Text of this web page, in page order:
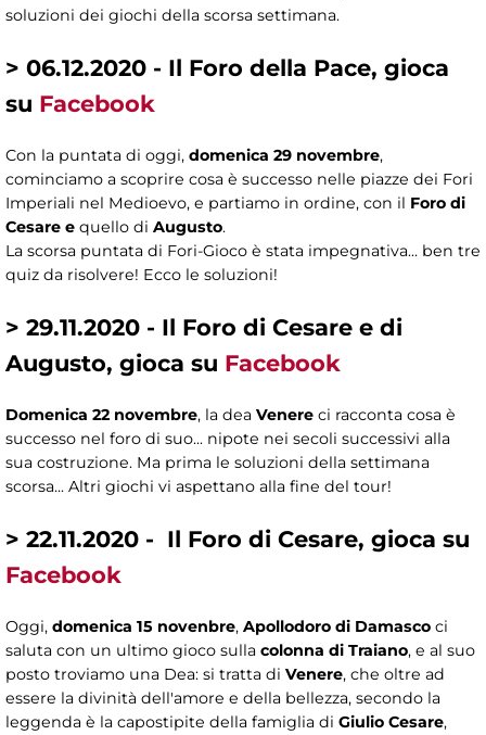
soluzioni dei giochi della scorsa settimana.
> 06.12.2020 - Il Foro della Pace, gioca
su Facebook
Con la puntata di oggi, domenica 29 novembre,
cominciamo a scoprire cosa è successo nelle piazze dei Fori
Imperiali nel Medioevo, e partiamo in ordine, con il Foro di
Cesare e quello di Augusto.
La scorsa puntata di Fori-Gioco è stata impegnativa... ben tre
quiz da risolvere! Ecco le soluzioni!
> 29.11.2020 - Il Foro di Cesare e di
Augusto, gioca su Facebook
Domenica 22 novembre, la dea Venere ci racconta cosa è
successo nel foro di suo... nipote nei secoli successivi alla
sua costruzione. Ma prima le soluzioni della settimana
scorsa... Altri giochi vi aspettano alla fine del tour!
> 22.11.2020 - Il Foro di Cesare, gioca su
Facebook
Oggi, domenica 15 novenbre, Apollodoro di Damasco ci
saluta con un ultimo gioco sulla colonna di Traiano, e al suo
posto troviamo una Dea: si tratta di Venere, che oltre ad
essere la divinità dell'amore e della bellezza, secondo la
leggenda è la capostipite della famiglia di Giulio Cesare,